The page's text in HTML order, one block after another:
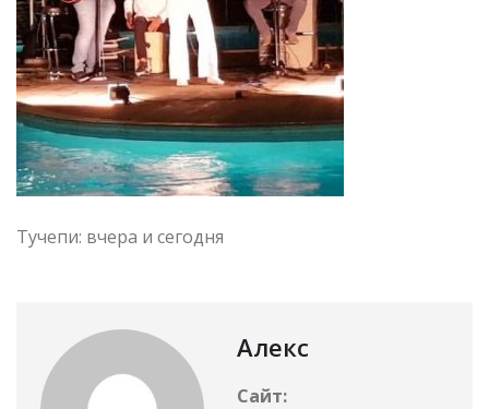
Тучепи: вчера и сегодня
Алекс
Сайт: